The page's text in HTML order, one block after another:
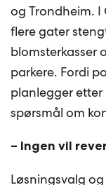
og Trondheim. I
flere gater
blomsterkasser
parkere. Fordi
planlegger
spørsmål om
– Ingen vil
Løsningsvalg